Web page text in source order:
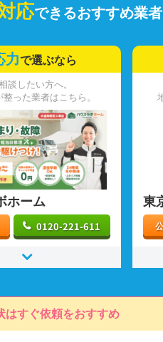
応できるおすすめ業
力で選ぶなら
談したい方へ。
った業者はこちら。
ホーム
0120-221-611
東
はすぐ依頼をおすすめ